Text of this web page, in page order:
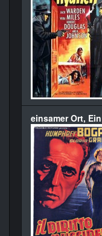
einsamer Ort, Ein